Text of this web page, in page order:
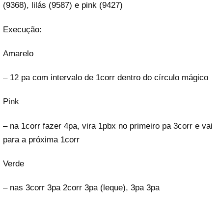
(9368), lilás (9587) e pink (9427)
Execução:
Amarelo
– 12 pa com intervalo de 1corr dentro do círculo mágico
Pink
– na 1corr fazer 4pa, vira 1pbx no primeiro pa 3corr e vai
para a próxima 1corr
Verde
– nas 3corr 3pa 2corr 3pa (leque), 3pa 3pa